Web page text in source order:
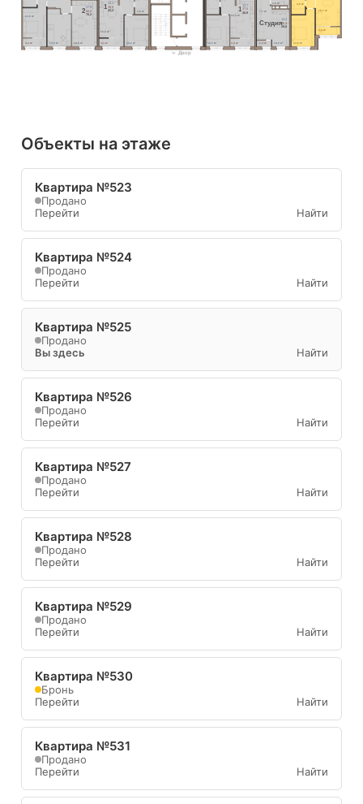
3,4 м²
12,7 м²
15,3 м²
112,7
37,5
40,9
1,4 м²
3,8 м²
13,2 м²
7,7 м²
Cтудия13,2
28,4
29,8
3,4 м²
4,8 м²
13,6 м²
18,7 м²
3,4 м² 19,9 м²
13,6 м²
14,3 м²
227,9
66,8
70,2
3,4 м² 13,1 м²
4,8 м²
16,0 м²
113,1
38,8
42,2
Двор
Объекты на этаже
Квартира №523
Продано
Перейти
Найти
Квартира №524
Продано
Перейти
Найти
Квартира №525
Продано
Вы здесь
Найти
Квартира №526
Продано
Перейти
Найти
Квартира №527
Продано
Перейти
Найти
Квартира №528
Продано
Перейти
Найти
Квартира №529
Продано
Перейти
Найти
Квартира №530
Бронь
Перейти
Найти
Квартира №531
Продано
Перейти
Найти